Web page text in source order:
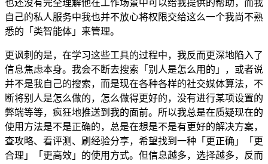
也还没有完全理解他在工作场景中可以给我提供的帮助，而我
自己的私人服务中我也并不放心将权限交给这么一个我尚不熟
悉的「类智能体」来管理。
更讽刺的是，在学习这些工具的过程中，我反而更深地陷入了
信息焦虑本身。我会不断去搜索「别人是怎么用的」，或者说
并不是我自己的搜索，而是现在各种各样的社交媒体算法，不
断将别人是怎么做的，怎么做得更好的，没有进行某项设置的
弊端等等，疯狂地推送到我的面前。所以我总是在质疑现在的
使用方法是不是正确的，总是在想是不是有更好的解决方案，
查攻略、看评测、刷经验分享，希望找到一种「更正确」「更
合理」「更高效」的使用方式。但信息越多，选择越多，反而